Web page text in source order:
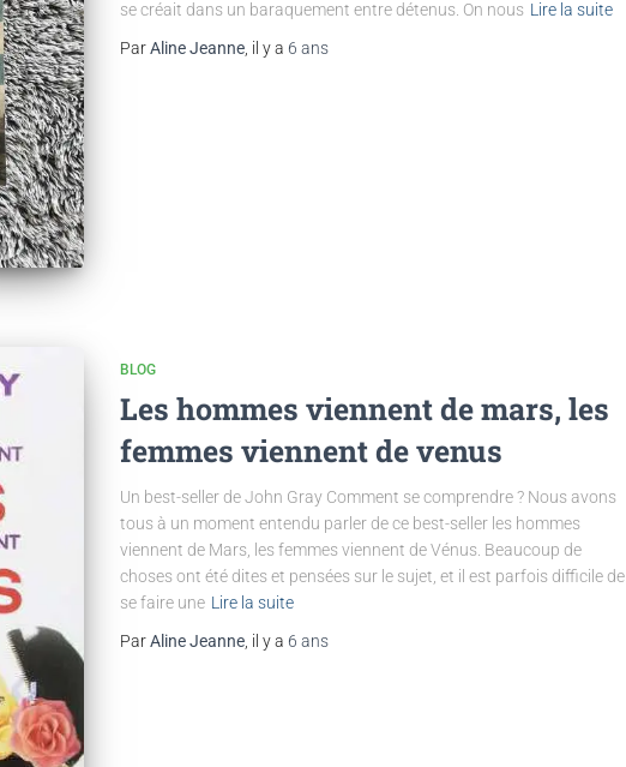
se créait dans un baraquement entre détenus. On nous Lire la suite
ParAline Jeanne , il y a 6 ans
BLOG
Les hommes viennent de mars, les
femmes viennent de venus
Un best-seller de John Gray Comment se comprendre ? Nous avons
tous à un moment entendu parler de ce best-seller les hommes
viennent de Mars, les femmes viennent de Vénus. Beaucoup de
choses ont été dites et pensées sur le sujet, et il est parfois difficile de
se faire une Lire la suite
ParAline Jeanne , il y a 6 ans